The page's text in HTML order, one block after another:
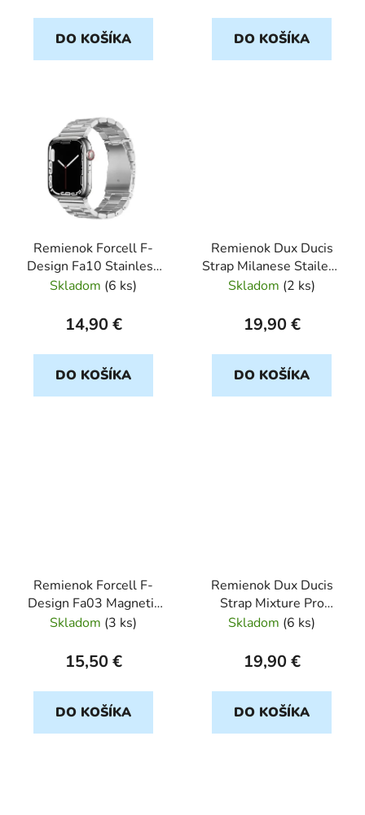
DO KOŠÍKA DO KOŠÍKA
Remienok Forcell F-
Design Fa10 Stainless
Steel Strap Apple
strieborny
Skladom (6 ks)
14,90 €
DO KOŠÍKA
Remienok Dux Ducis
Strap Milanese Stailess
Steel Magnetic Apple
čierny
Skladom (2 ks)
19,90 €
DO KOŠÍKA
Remienok Forcell F-
Design Fa03 Magnetic
Stainless Steel Strap
42/44/45/49mm cierny
Skladom (3 ks)
15,50 €
DO KOŠÍKA
Remienok Dux Ducis
Strap Mixture Pro
Stretchable Braided
42/44/45/49mm ruzovy
Skladom (6 ks)
19,90 €
DO KOŠÍKA